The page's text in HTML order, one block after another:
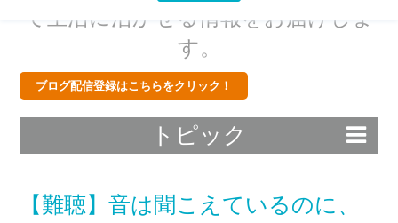
て生活に活かせる情報をお届けしま
す。
ブログ配信登録はこちらをクリック！
トピック
【難聴】音は聞こえているのに、